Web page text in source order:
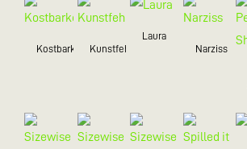
KostbarkeitenKunstfehler
Laura
Narziss